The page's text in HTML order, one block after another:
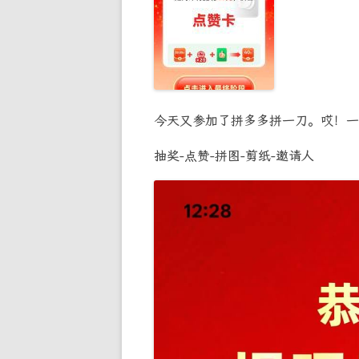
今天又参加了拼多多拼一刀。哎！
抽奖-点赞-拼图-剪纸-邀请人